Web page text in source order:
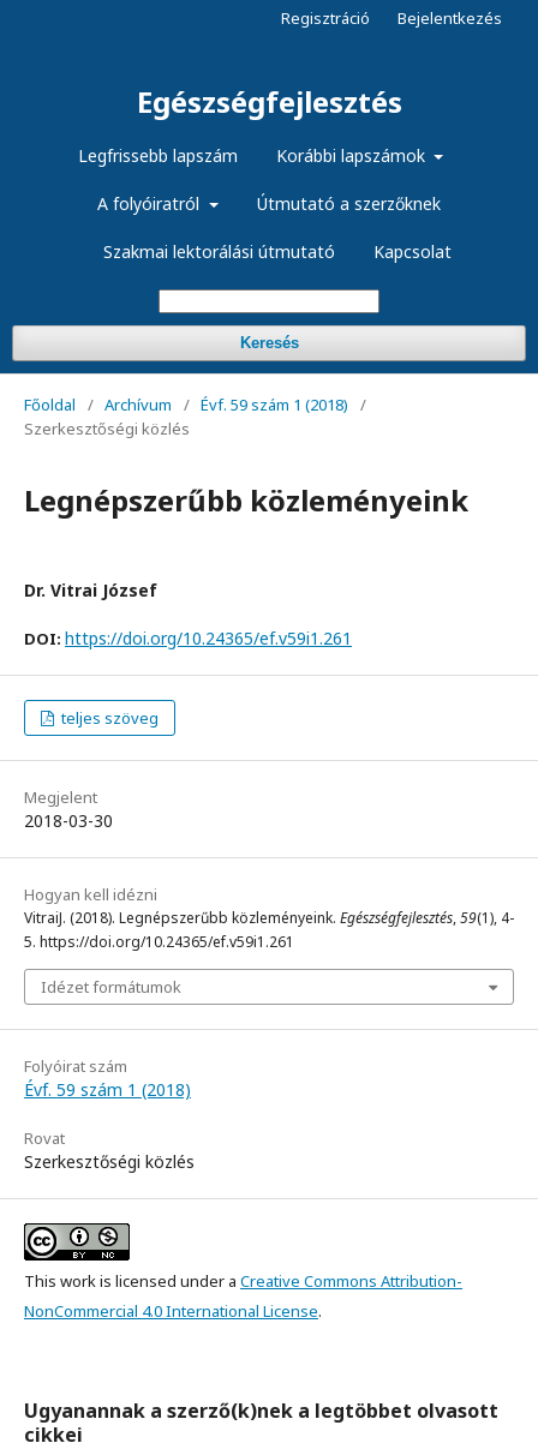
Egészségfejlesztés
Legfrissebb lapszám Korábbi lapszámok
A folyóiratról Útmutató a szerzőknek
Szakmai lektorálási útmutató Kapcsolat
Keresés
Regisztráció Bejelentkezés
Főoldal / Archívum / Évf. 59 szám 1 (2018)
/
Szerkesztőségi közlés
Legnépszerűbb közleményeink
Dr. Vitrai József
DOI: https://doi.org/10.24365/ef.v59i1.261
teljes szöveg
Megjelent
2018-03-30
Hogyan kell idézni
VitraiJ. (2018). Legnépszerűbb közleményeink. Egészségfejlesztés,59(1), 4-
5. https://doi.org/10.24365/ef.v59i1.261
Idézet formátumok
Folyóirat szám
Évf. 59 szám 1 (2018)
Rovat
Szerkesztőségi közlés
This work is licensed under a Creative Commons Attribution-
NonCommercial 4.0 International License.
Ugyanannak a szerző(k)nek a legtöbbet olvasott
cikkei